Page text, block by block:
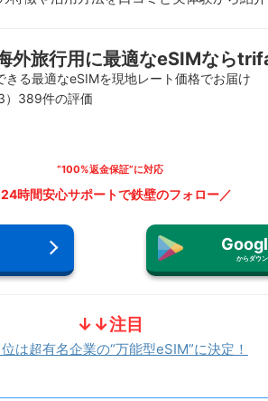
外旅行用に最適なeSIMなら
きる最適なeSIMを現地レート価格でお届け
）389件の評価
“100%返金保証”に対応
時間安心サポートで鉄壁のフォロー／
からダウ
↓↓注目
は超有名企業の“万能型eSIM”に決定！